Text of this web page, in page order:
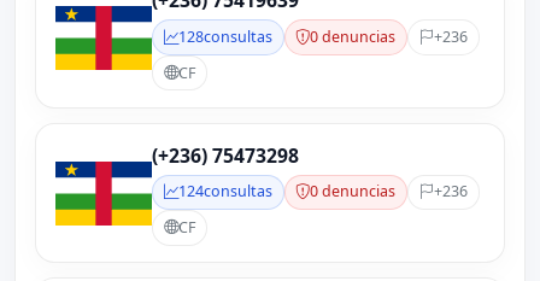
128consultas 0 denuncias
+236
CF
(+236) 75473298
124consultas 0 denuncias
+236
CF